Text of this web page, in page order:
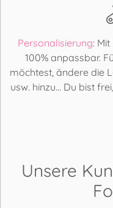
Personalisierung:
100% anpassbar.
möchtest, ändere die
usw. hinzu... Du bist
Unsere